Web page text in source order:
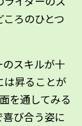
ろのひとつ
スキルが十
は昇ることが
を通してみる
び合う姿に